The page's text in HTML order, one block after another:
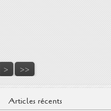
90
100
> >>
Articles récents